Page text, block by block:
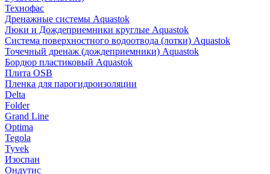
Технофас
Дренажные системы Aquastok
Люки и Дождеприемники круглые Aquastok
Система поверхностного водоотвода (лотки) Aquastok
Точечный дренаж (дождеприемники) Aquastok
Бордюр пластиковый Aquastok
Плита OSB
Пленка для парогидроизоляции
Delta
Folder
Grand Line
Optima
Tegola
Tyvek
Изоспан
Ондутис